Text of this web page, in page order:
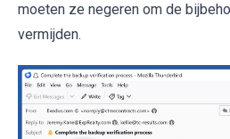
moeten ze negeren om de
vermijden.